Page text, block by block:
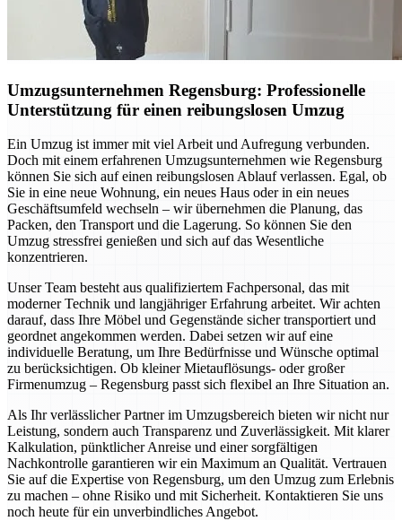
Umzugsunternehmen Regensburg: Professionelle
Unterstützung für einen reibungslosen Umzug
Ein Umzug ist immer mit viel Arbeit und Aufregung verbunden.
Doch mit einem erfahrenen Umzugsunternehmen wie Regensburg
können Sie sich auf einen reibungslosen Ablauf verlassen. Egal, ob
Sie in eine neue Wohnung, ein neues Haus oder in ein neues
Geschäftsumfeld wechseln – wir übernehmen die Planung, das
Packen, den Transport und die Lagerung. So können Sie den
Umzug stressfrei genießen und sich auf das Wesentliche
konzentrieren.
Unser Team besteht aus qualifiziertem Fachpersonal, das mit
moderner Technik und langjähriger Erfahrung arbeitet. Wir achten
darauf, dass Ihre Möbel und Gegenstände sicher transportiert und
geordnet angekommen werden. Dabei setzen wir auf eine
individuelle Beratung, um Ihre Bedürfnisse und Wünsche optimal
zu berücksichtigen. Ob kleiner Mietauflösungs- oder großer
Firmenumzug – Regensburg passt sich flexibel an Ihre Situation an.
Als Ihr verlässlicher Partner im Umzugsbereich bieten wir nicht nur
Leistung, sondern auch Transparenz und Zuverlässigkeit. Mit klarer
Kalkulation, pünktlicher Anreise und einer sorgfältigen
Nachkontrolle garantieren wir ein Maximum an Qualität. Vertrauen
Sie auf die Expertise von Regensburg, um den Umzug zum Erlebnis
zu machen – ohne Risiko und mit Sicherheit. Kontaktieren Sie uns
noch heute für ein unverbindliches Angebot.